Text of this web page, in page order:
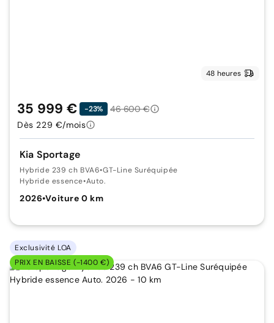
48 heures
Kia Sportage
Hybride 239 ch BVA6•GT-Line Suréquipée
Hybride essence•Auto.
2026•Voiture 0 km
35 999 € -23%
46 600 €
Dès 229 €/mois
Exclusivité LOA
PRIX EN BAISSE (-1400 €)